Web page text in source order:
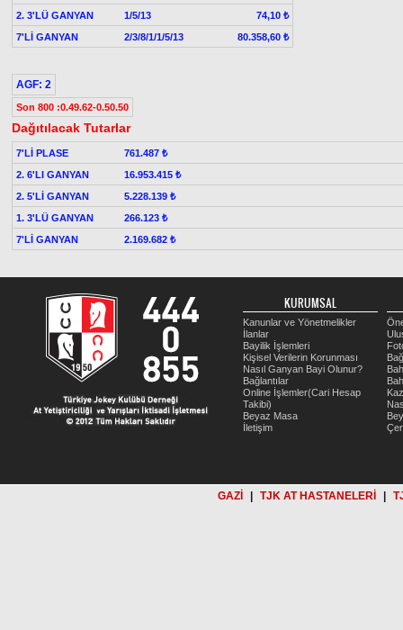
2. 3'LÜ GANYAN
1/5/13
74,10 ₺
7'Lİ GANYAN
2/3/8/1/1/5/13 80.358,60 ₺
AGF: 2
Son 800 :0.49.62-0.50.50
Dağıtılacak Tutarlar
7'Lİ PLASE
761.487 ₺
2. 6'LI GANYAN
16.953.415 ₺
2. 5'Lİ GANYAN
5.228.139 ₺
1. 3'LÜ GANYAN
266.123 ₺
7'Lİ GANYAN
2.169.682 ₺
KURUMSAL
Kanunlar ve Yönetmelikler
İlanlar
Bayilik İşlemleri
Kişisel Verilerin Korunması
Nasıl Ganyan Bayi Olunur?
Bağlantılar
Online İşlemler(Cari Hesap
Takibi)
Beyaz Masa
İletişim
GAZİ TJK AT HASTANELERİ